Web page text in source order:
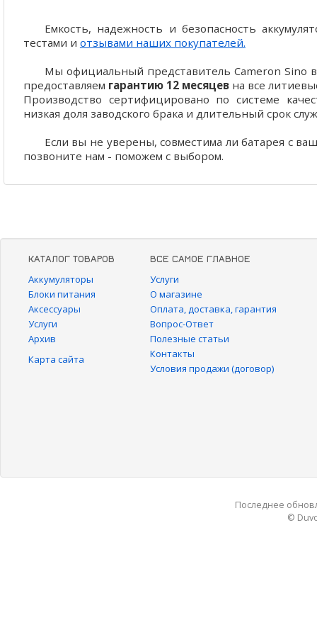
Емкость, надежность и безопасность
тестами и отзывами наших покупателей.
Мы официальный представитель Cameron Sino
предоставляем гарантию 12 месяцевна все
Производство сертифицировано по системе
низкая доля заводского брака и длительный срок
Если вы не уверены, совместима ли батарея с
позвоните нам - поможем с выбором.
КАТАЛОГ ТОВАРОВ
Аккумуляторы
Блоки питания
Аксессуары
Услуги
Архив
Карта сайта
ВСЕ САМОЕ ГЛАВНОЕ
Услуги
О магазине
Оплата, доставка, гарантия
Вопрос-Ответ
Полезные статьи
Контакты
Условия продажи (договор)
Последнее
©